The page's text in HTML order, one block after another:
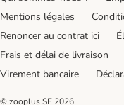
Mentions légales
Renoncer au contrat ici
Frais et délai de livraison
Virement bancaire
© zooplus SE 2026